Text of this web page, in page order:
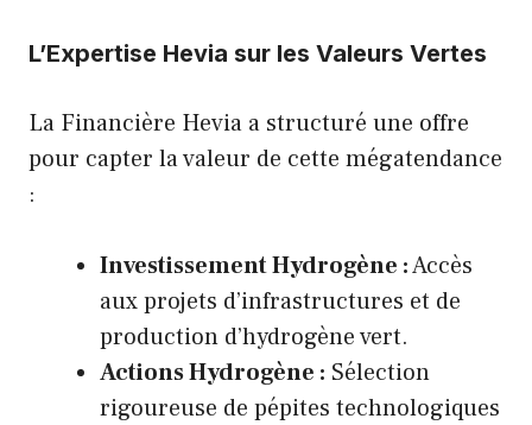
L’Expertise Hevia sur les Valeurs Vertes
La Financière Hevia a structuré une offre
pour capter la valeur de cette mégatendance
:
Investissement Hydrogène :Accès
aux projets d’infrastructures et de
production d’hydrogène vert.
Actions Hydrogène : Sélection
rigoureuse de pépites technologiques